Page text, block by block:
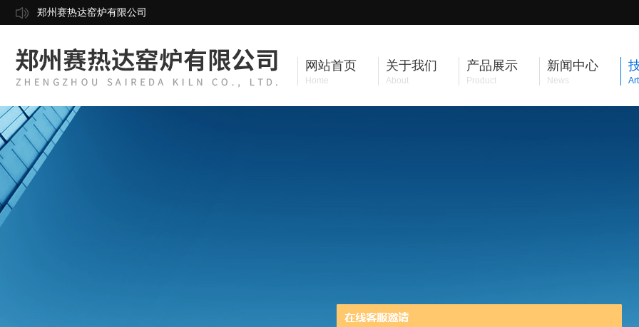
郑州赛热达窑炉有限公司
网站首页
Home
关于我们
About
产品展示
Product
新闻中心
News